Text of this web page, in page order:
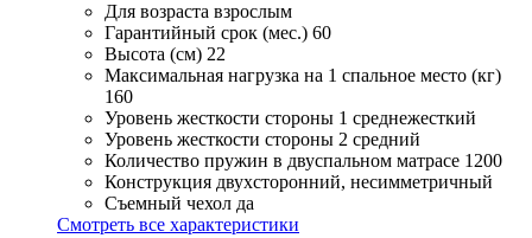
Для возраста взрослым
Гарантийный срок (мес.) 60
Высота (см) 22
Максимальная нагрузка на 1 спальное место (кг)
160
Уровень жесткости стороны 1 среднежесткий
Уровень жесткости стороны 2 средний
Количество пружин в двуспальном матрасе 1200
Конструкция двухсторонний, несимметричный
Съемный чехол да
Смотреть все характеристики